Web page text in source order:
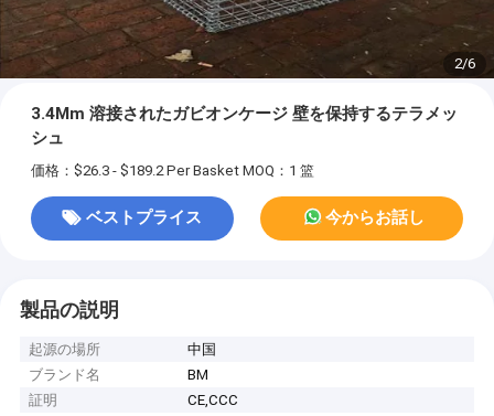
2/6
3.4Mm 溶接されたガビオンケージ 壁を保持するテラメッ
シュ
価格：$26.3 - $189.2 Per Basket MOQ：1 篮
ベストプライス 今からお話し
製品の説明
起源の場所
中国
ブランド名
BM
証明
CE,CCC